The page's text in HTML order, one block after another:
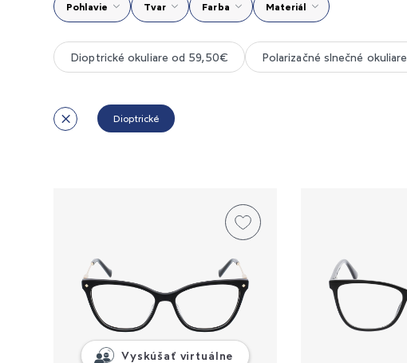
Pohlavie Tvar Farba Materiál
Dioptrické okuliare od 59,50€ Polarizačné slnečné okuliare
Dioptrické
Vyskúšať virtuálne